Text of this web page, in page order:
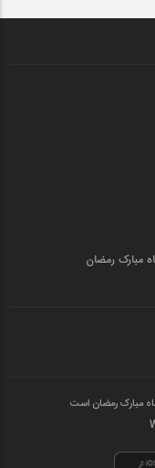
مبارک رمضان
مبارک رمضان است